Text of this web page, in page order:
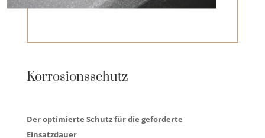
Korrosionsschutz
Der optimierte Schutz für die geforderte
Einsatzdauer